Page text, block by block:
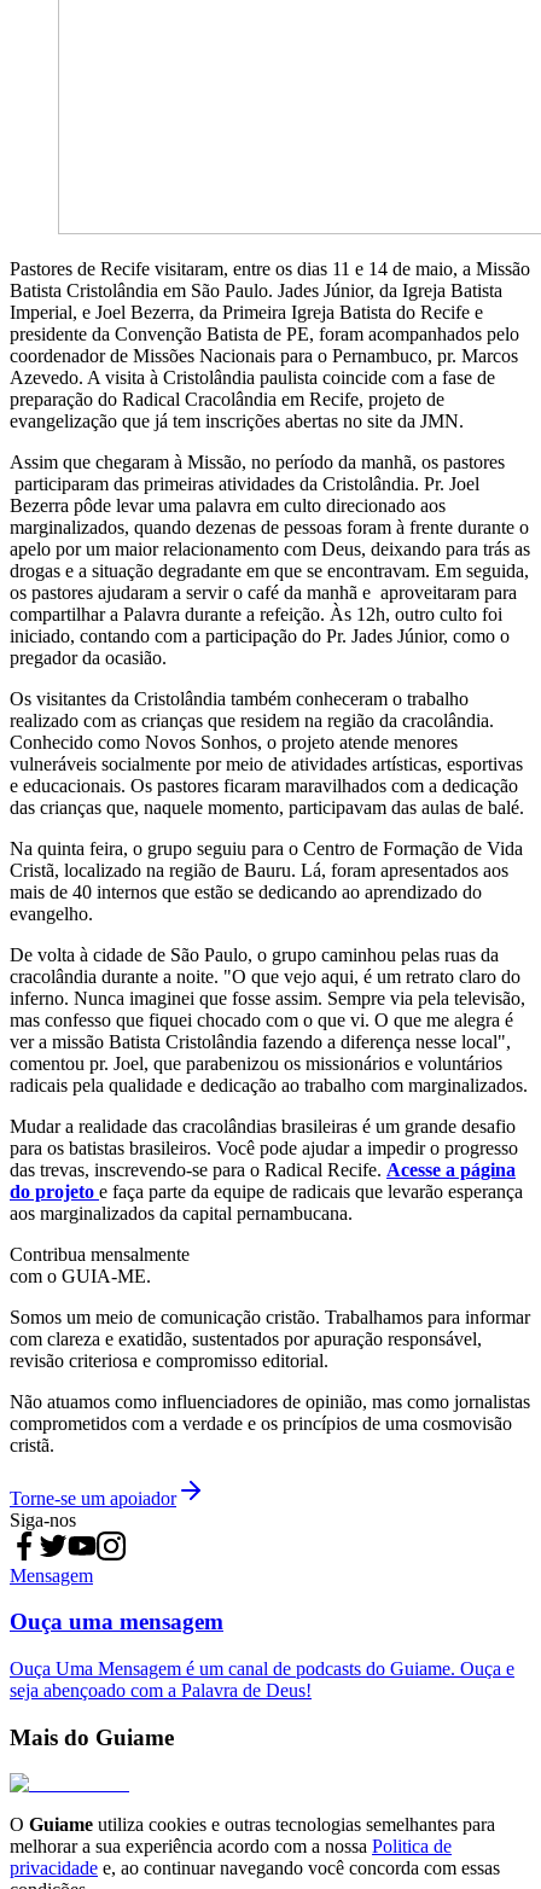
Pastores de Recife visitaram, entre os dias 11 e 14 de maio, a Missão
Batista Cristolândia em São Paulo. Jades Júnior, da Igreja Batista
Imperial, e Joel Bezerra, da Primeira Igreja Batista do Recife e
presidente da Convenção Batista de PE, foram acompanhados pelo
coordenador de Missões Nacionais para o Pernambuco, pr. Marcos
Azevedo. A visita à Cristolândia paulista coincide com a fase de
preparação do Radical Cracolândia em Recife, projeto de
evangelização que já tem inscrições abertas no site da JMN.
Assim que chegaram à Missão, no período da manhã, os pastores
participaram das primeiras atividades da Cristolândia. Pr. Joel
Bezerra pôde levar uma palavra em culto direcionado aos
marginalizados, quando dezenas de pessoas foram à frente durante o
apelo por um maior relacionamento com Deus, deixando para trás as
drogas e a situação degradante em que se encontravam. Em seguida,
os pastores ajudaram a servir o café da manhã e aproveitaram para
compartilhar a Palavra durante a refeição. Às 12h, outro culto foi
iniciado, contando com a participação do Pr. Jades Júnior, como o
pregador da ocasião.
Os visitantes da Cristolândia também conheceram o trabalho
realizado com as crianças que residem na região da cracolândia.
Conhecido como Novos Sonhos, o projeto atende menores
vulneráveis socialmente por meio de atividades artísticas, esportivas
e educacionais. Os pastores ficaram maravilhados com a dedicação
das crianças que, naquele momento, participavam das aulas de balé.
Na quinta feira, o grupo seguiu para o Centro de Formação de Vida
Cristã, localizado na região de Bauru. Lá, foram apresentados aos
mais de 40 internos que estão se dedicando ao aprendizado do
evangelho.
De volta à cidade de São Paulo, o grupo caminhou pelas ruas da
cracolândia durante a noite. "O que vejo aqui, é um retrato claro do
inferno. Nunca imaginei que fosse assim. Sempre via pela televisão,
mas confesso que fiquei chocado com o que vi. O que me alegra é
ver a missão Batista Cristolândia fazendo a diferença nesse local",
comentou pr. Joel, que parabenizou os missionários e voluntários
radicais pela qualidade e dedicação ao trabalho com marginalizados.
Mudar a realidade das cracolândias brasileiras é um grande desafio
para os batistas brasileiros. Você pode ajudar a impedir o progresso
das trevas, inscrevendo-se para o Radical Recife. Acesse a página
do projeto e faça parte da equipe de radicais que levarão esperança
aos marginalizados da capital pernambucana.
Contribua mensalmente
com o GUIA-ME.
Somos um meio de comunicação cristão. Trabalhamos para informar
com clareza e exatidão, sustentados por apuração responsável,
revisão criteriosa e compromisso editorial.
Não atuamos como influenciadores de opinião, mas como jornalistas
comprometidos com a verdade e os princípios de uma cosmovisão
cristã.
Torne-se um apoiador
Siga-nos
Mensagem
Ouça uma mensagem
Ouça Uma Mensagem é um canal de podcasts do Guiame. Ouça e
seja abençoado com a Palavra de Deus!
Mais do Guiame
O Guiame utiliza cookies e outras tecnologias semelhantes para
melhorar a sua experiência acordo com a nossa Politica de
privacidade e, ao continuar navegando você concorda com essas